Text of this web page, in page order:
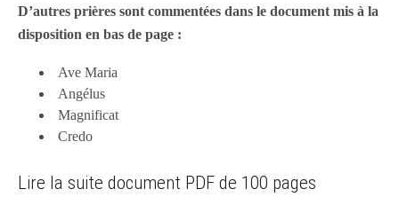
D’autres prières sont commentées dans le document mis à la
disposition en bas de page :
Ave Maria
Angélus
Magnificat
Credo
Lire la suite document PDF de 100 pages